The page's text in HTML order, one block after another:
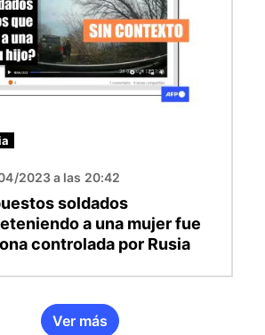
2023 a las 20:42
soldados
a una mujer fue
controlada por Rusia
Ver más